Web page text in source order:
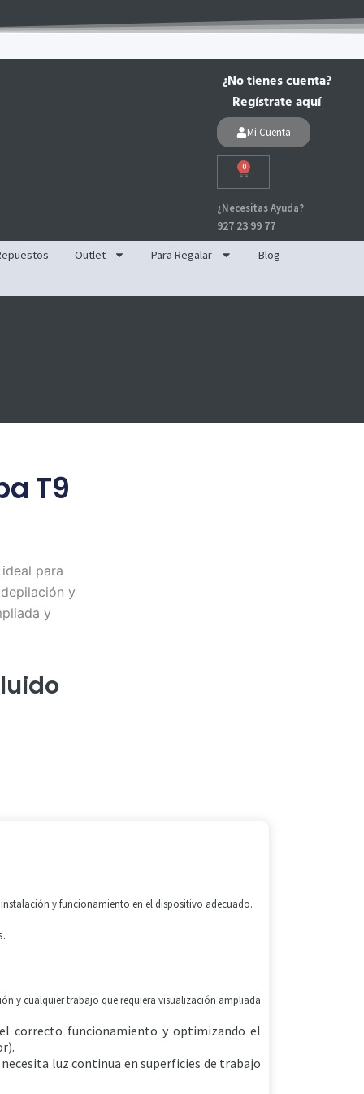
¿No tienes cuenta?
Regístrate aquí
Mi Cuenta
0
Carrito
¿Necesitas Ayuda?
927 23 99 77
Outlet Para Regalar
Blog
T9
para
y
y
y funcionamiento en el dispositivo adecuado.
y cualquier trabajo que requiera visualización ampliada
correcto funcionamiento y optimizando el
luz continua en superficies de trabajo